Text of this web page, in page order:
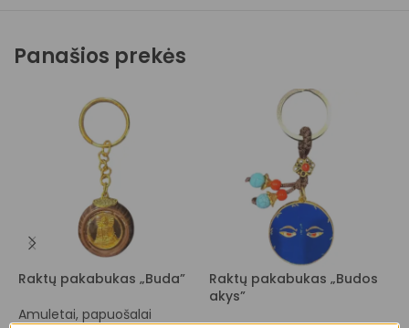
Panašios prekės
Raktų pakabukas „Buda”
Amuletai, papuošalai
Raktų pakabukas „Budos
akys”